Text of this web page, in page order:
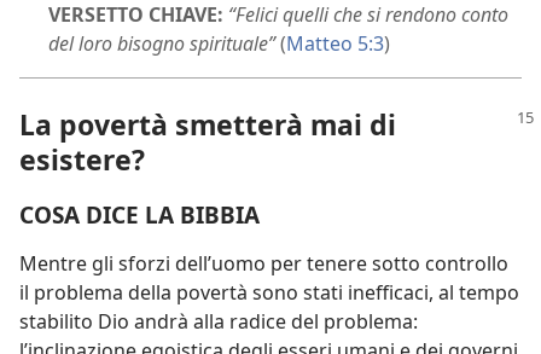
VERSETTO CHIAVE: “Felici quelli che si rendono conto
del loro bisogno spirituale”(Matteo 5:3)
La povertà smetterà mai di
esistere?
COSA DICE LA BIBBIA
Mentre gli sforzi dell’uomo per tenere sotto controllo
il problema della povertà sono stati inefficaci, al tempo
stabilito Dio andrà alla radice del problema: